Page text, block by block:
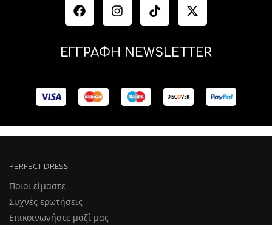
ΕΓΓΡΑΦΗ NEWSLETTER
PERFECT DRESS
Ποιοι είμαστε
Συχνές ερωτήσεις
Επικοινωνήστε μαζί μας